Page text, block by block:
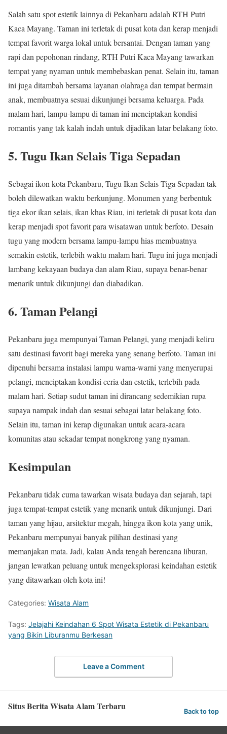
Salah satu spot estetik lainnya di Pekanbaru adalah RTH Putri
Kaca Mayang. Taman ini terletak di pusat kota dan kerap menjadi
tempat favorit warga lokal untuk bersantai. Dengan taman yang
rapi dan pepohonan rindang, RTH Putri Kaca Mayang tawarkan
tempat yang nyaman untuk membebaskan penat. Selain itu, taman
ini juga ditambah bersama layanan olahraga dan tempat bermain
anak, membuatnya sesuai dikunjungi bersama keluarga. Pada
malam hari, lampu-lampu di taman ini menciptakan kondisi
romantis yang tak kalah indah untuk dijadikan latar belakang foto.
5. Tugu Ikan Selais Tiga Sepadan
Sebagai ikon kota Pekanbaru, Tugu Ikan Selais Tiga Sepadan tak
boleh dilewatkan waktu berkunjung. Monumen yang berbentuk
tiga ekor ikan selais, ikan khas Riau, ini terletak di pusat kota dan
kerap menjadi spot favorit para wisatawan untuk berfoto. Desain
tugu yang modern bersama lampu-lampu hias membuatnya
semakin estetik, terlebih waktu malam hari. Tugu ini juga menjadi
lambang kekayaan budaya dan alam Riau, supaya benar-benar
menarik untuk dikunjungi dan diabadikan.
6. Taman Pelangi
Pekanbaru juga mempunyai Taman Pelangi, yang menjadi keliru
satu destinasi favorit bagi mereka yang senang berfoto. Taman ini
dipenuhi bersama instalasi lampu warna-warni yang menyerupai
pelangi, menciptakan kondisi ceria dan estetik, terlebih pada
malam hari. Setiap sudut taman ini dirancang sedemikian rupa
supaya nampak indah dan sesuai sebagai latar belakang foto.
Selain itu, taman ini kerap digunakan untuk acara-acara
komunitas atau sekadar tempat nongkrong yang nyaman.
Kesimpulan
Pekanbaru tidak cuma tawarkan wisata budaya dan sejarah, tapi
juga tempat-tempat estetik yang menarik untuk dikunjungi. Dari
taman yang hijau, arsitektur megah, hingga ikon kota yang unik,
Pekanbaru mempunyai banyak pilihan destinasi yang
memanjakan mata. Jadi, kalau Anda tengah berencana liburan,
jangan lewatkan peluang untuk mengeksplorasi keindahan estetik
yang ditawarkan oleh kota ini!
Categories: Wisata Alam
Tags: Jelajahi Keindahan 6 Spot Wisata Estetik di Pekanbaru
yang Bikin Liburanmu Berkesan
Leave a Comment
Situs Berita Wisata Alam Terbaru Back to top